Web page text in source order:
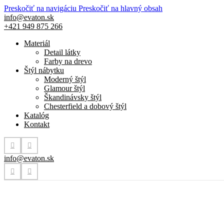
Preskočiť na navigáciu Preskočiť na hlavný obsah
info@evaton.sk
+421 949 875 266
Materiál
Detail látky
Farby na drevo
Štýl nábytku
Moderný štýl
Glamour štýl
Škandinávsky štýl
Chesterfield a dobový štýl
Katalóg
Kontakt
info@evaton.sk